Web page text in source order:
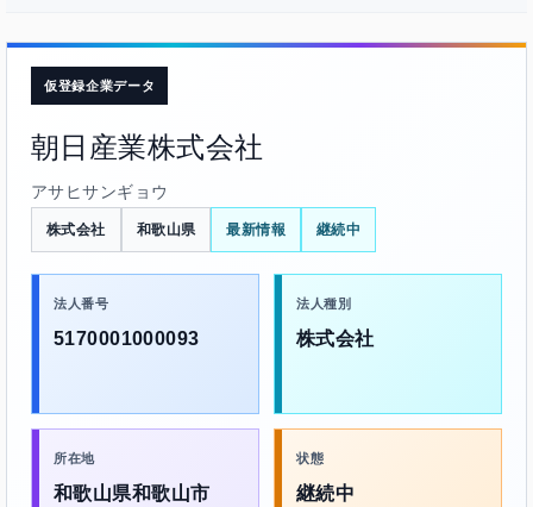
仮登録企業データ
朝日産業株式会社
アサヒサンギョウ
株式会社 和歌山県 最新情報 継続中
法人番号
5170001000093
法人種別
株式会社
所在地
和歌山県和歌山市
状態
継続中